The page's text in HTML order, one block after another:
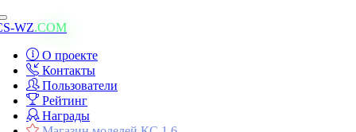
Toggle
navigation
WZ.COM
О проекте
Контакты
Пользователи
Рейтинг
Награды